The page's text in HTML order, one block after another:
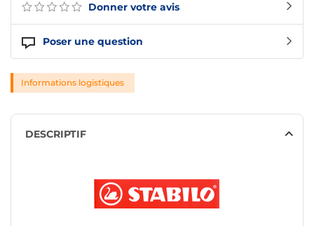
Donner votre avis
Poser une question
Informations logistiques
DESCRIPTIF